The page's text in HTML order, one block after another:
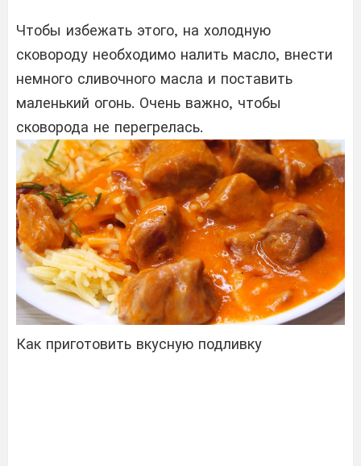
Чтобы избежать этого, на холодную
сковороду необходимо налить масло, внести
немного сливочного масла и поставить
маленький огонь. Очень важно, чтобы
сковорода не перегрелась.
Как приготовить вкусную подливку